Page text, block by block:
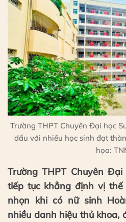
Trường THPT Chuyên Đại học
dấu với nhiều học sinh đạt
họa:
Trường THPT Chuyên
tiếp tục khẳng định vị
nhọn khi có nữ sinh
nhiều danh hiệu thủ khoa,